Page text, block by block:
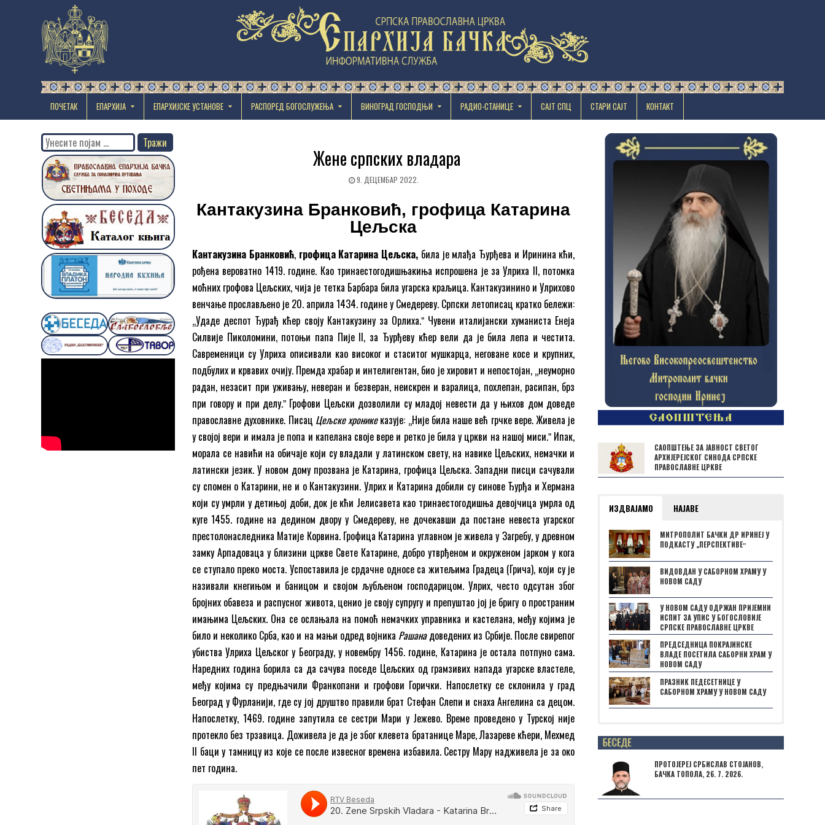
ПОЧЕТАК ЕПАРХИЈА EПАРХИЈСКЕ УСТАНОВЕ РАСПОРЕД БОГОСЛУЖЕЊА ВИНОГРАД ГОСПОДЊИ РАДИО-СТАНИЦЕ САЈТ СПЦ СТАРИ САЈТ КОНТАКТ
Жене српских владара
9. ДЕЦЕМБАР 2022.
Кантакузина Бранковић, грофица Катарина
Цељска
Кантакузина Бранковић, грофица Катарина Цељска, била је млађа Ђурђева и Иринина кћи,
рођена вероватно 1419. године. Као тринаестогодишњакиња испрошена је за Улриха II, потомка
моћних грофова Цељских, чија је тетка Барбара била угарска краљица. Кантакузинино и Улрихово
венчање прослављено је 20. априла 1434. године у Смедереву. Српски летописац кратко бележи:
„Удаде деспот Ђурађ кћер своју Кантакузину за Орлиха.ˮ Чувени италијански хуманиста Енеја
Силвије Пиколомини, потоњи папа Пије II, за Ђурђеву кћер вели да је била лепа и честита.
Савременици су Улриха описивали као високог и стаситог мушкарца, неговане косе и крупних,
подбулих и крвавих очију. Премда храбар и интелигентан, био је хировит и непостојан, „неуморно
радан, незасит при уживању, неверан и безверан, неискрен и варалица, похлепан, расипан, брз
при говору и при делу.ˮ Грофови Цељски дозволили су младој невести да у њихов дом доведе
православне духовнике. Писац Цељске хроникеказује: „Није била наше већ грчке вере. Живела је
у својој вери и имала је попа и капелана своје вере и ретко је била у цркви на нашој миси.ˮ Ипак,
морала се навићи на обичаје који су владали у латинском свету, на навике Цељских, немачки и
латински језик. У новом дому прозвана је Катарина, грофица Цељска. Западни писци сачували
су спомен о Катарини, не и о Кантакузини. Улрих и Катарина добили су синове Ђурђа и Хермана
који су умрли у детињој доби, док је кћи Јелисавета као тринаестогодишња девојчица умрла од
куге 1455. године на дедином двору у Смедереву, не дочекавши да постане невеста угарског
престолонаследника Матије Корвина. Грофица Катарина углавном је живела у Загребу, у древном
замку Арпадоваца у близини цркве Свете Катарине, добро утврђеном и окруженом јарком у кога
се ступало преко моста. Успоставила је срдачне односе са житељима Градеца (Грича), који су је
називали кнегињом и баницом и својом љубљеном господарицом. Улрих, често одсутан због
бројних обавеза и распусног живота, ценио је своју супругу и препуштао јој је бригу о пространим
имањима Цељских. Она се ослањала на помоћ немачких управника и кастелана, међу којима је
било и неколико Срба, као и на мањи одред војника Рашанадоведених из Србије. После свирепог
убиства Улриха Цељског у Београду, у новембру 1456. године, Катарина је остала потпуно сама.
Наредних година борила са да сачува поседе Цељских од грамзивих напада угарске властеле,
међу којима су предњачили Франкопани и грофови Горички. Напослетку се склонила у град
Београд у Фурланији, где су јој друштво правили брат Стефан Слепи и снаха Ангелина са децом.
Напослетку, 1469. године запутила се сестри Мари у Јежево. Време проведено у Турској није
протекло без трзавица. Доживела је да је због клевета братанице Маре, Лазареве кћери, Мехмед
II баци у тамницу из које се после извесног времена избавила. Сестру Мару надживела је за око
пет година.
Search
for:
САОПШТЕЊЕ ЗА ЈАВНОСТ СВЕТОГ
АРХИЈЕРЕЈСКОГ СИНОДА СРПСКЕ
ПРАВОСЛАВНЕ ЦРКВЕ
ИЗДВАЈАМО НАЈАВЕ
МИТРОПОЛИТ БАЧКИ ДР ИРИНЕЈ У
ПОДКАСТУ „ПЕРСПЕКТИВЕˮ
ВИДОВДАН У САБОРНОМ ХРАМУ У
НОВОМ САДУ
У НОВОМ САДУ ОДРЖАН ПРИЈЕМНИ
ИСПИТ ЗА УПИС У БОГОСЛОВИЈЕ
СРПСКЕ ПРАВОСЛАВНЕ ЦРКВЕ
ПРЕДСЕДНИЦА ПОКРАЈИНСКЕ
ВЛАДЕ ПОСЕТИЛА САБОРНИ ХРАМ У
НОВОМ САДУ
ПРАЗНИК ПЕДЕСЕТНИЦЕ У
САБОРНОМ ХРАМУ У НОВОМ САДУ
Posts not found
ПРОТОЈЕРЕЈ СРБИСЛАВ СТОЈАНОВ,
БАЧКА ТОПОЛА, 26. 7. 2026.